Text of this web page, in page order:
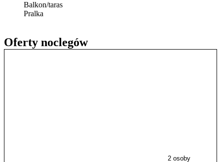
Oferty noclegów
2 osoby
Balkon/taras
Pralka